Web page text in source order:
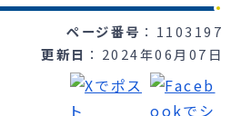
ページ番号
1103197
更新日
2024年06月07日